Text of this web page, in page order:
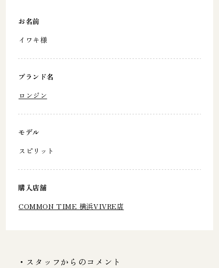
お名前
イワキ様
ブランド名
ロンジン
モデル
スピリット
購入店舗
COMMON TIME 横浜VIVRE店
・スタッフからのコメント